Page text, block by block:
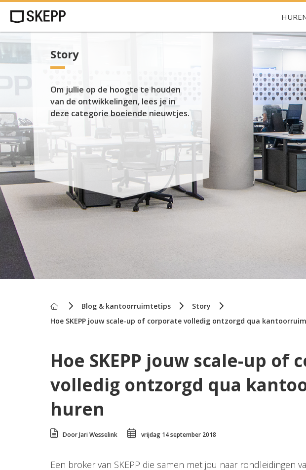
Story
Om jullie op de hoogte te houden
van de ontwikkelingen, lees je in
deze categorie boeiende nieuwtjes.
Home Blog & kantoorruimtetips
Story
Hoe SKEPP jouw scale-up of corporate volledig ontzorgd qua
Hoe SKEPP jouw scale-up of
volledig ontzorgd qua
huren
Door Jari Wesselink vrijdag 14 september 2018
Een broker van SKEPP die samen met jou naar rondleidingen